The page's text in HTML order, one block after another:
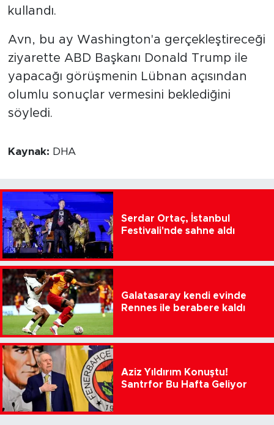
kullandı.
Avn, bu ay Washington'a gerçekleştireceği
ziyarette ABD Başkanı Donald Trump ile
yapacağı görüşmenin Lübnan açısından
olumlu sonuçlar vermesini beklediğini
söyledi.
Kaynak: DHA
Serdar Ortaç, İstanbul
Festivali'nde sahne aldı
Galatasaray kendi evinde
Rennes ile berabere kaldı
Aziz Yıldırım Konuştu!
Santrfor Bu Hafta Geliyor